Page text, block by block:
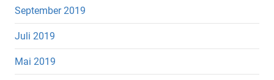
September 2019
Juli 2019
Mai 2019